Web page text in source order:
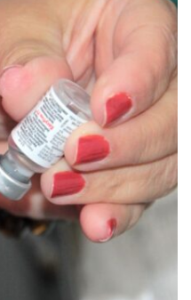
fechado nos dias 10 e 11 de